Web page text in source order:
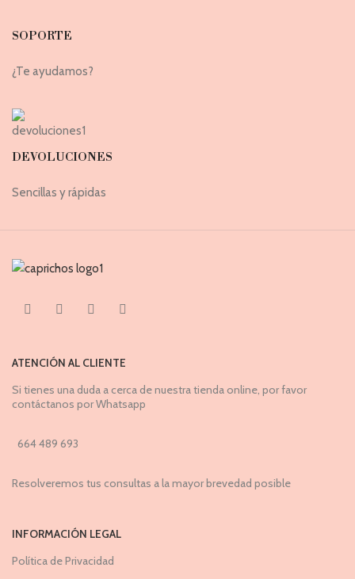
SOPORTE
¿Te ayudamos?
DEVOLUCIONES
Sencillas y rápidas
ATENCIÓN AL CLIENTE
Si tienes una duda a cerca de nuestra tienda online, por favor
contáctanos por Whatsapp
664 489 693
Resolveremos tus consultas a la mayor brevedad posible
INFORMACIÓN LEGAL
Política de Privacidad